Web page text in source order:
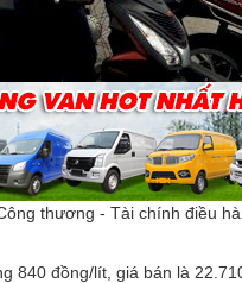
thương - Tài chính điều
840 đồng/lít, giá bán là